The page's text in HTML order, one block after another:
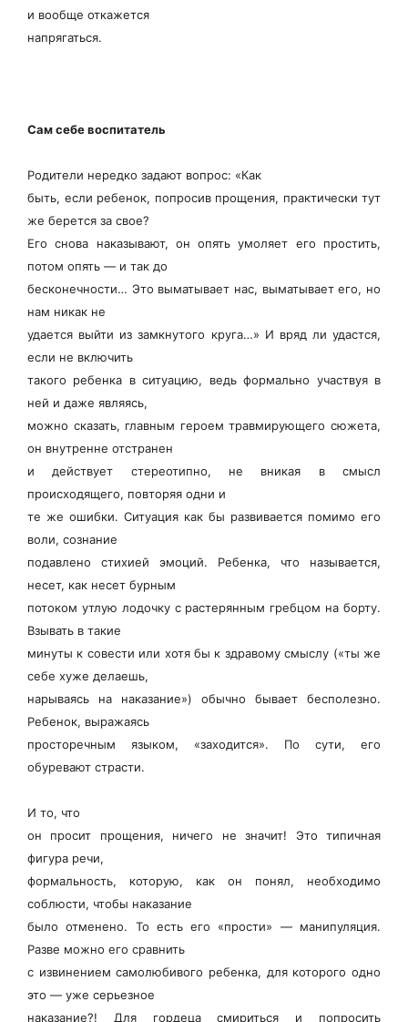
и вообще откажется
напрягаться.
Сам себе воспитатель
Родители нередко задают вопрос: «Как
быть, если ребенок, попросив прощения, практически тут
же берется за свое?
Его снова наказывают, он опять умоляет его простить,
потом опять — и так до
бесконечности… Это выматывает нас, выматывает его, но
нам никак не
удается выйти из замкнутого круга…» И вряд ли удастся,
если не включить
такого ребенка в ситуацию, ведь формально участвуя в
ней и даже являясь,
можно сказать, главным героем травмирующего сюжета,
он внутренне отстранен
и действует стереотипно, не вникая в смысл
происходящего, повторяя одни и
те же ошибки. Ситуация как бы развивается помимо его
воли, сознание
подавлено стихией эмоций. Ребенка, что называется,
несет, как несет бурным
потоком утлую лодочку с растерянным гребцом на борту.
Взывать в такие
минуты к совести или хотя бы к здравому смыслу («ты же
себе хуже делаешь,
нарываясь на наказание») обычно бывает бесполезно.
Ребенок, выражаясь
просторечным языком, «заходится». По сути, его
обуревают страсти.
И то, что
он просит прощения, ничего не значит! Это типичная
фигура речи,
формальность, которую, как он понял, необходимо
соблюсти, чтобы наказание
было отменено. То есть его «прости» — манипуляция.
Разве можно его сравнить
с извинением самолюбивого ребенка, для которого одно
это — уже серьезное
наказание?! Для гордеца смириться и попросить